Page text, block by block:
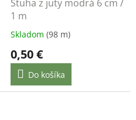
Stuha z juty modrá 6 cm /
1 m
Skladom (98 m)
0,50 €
Do košíka